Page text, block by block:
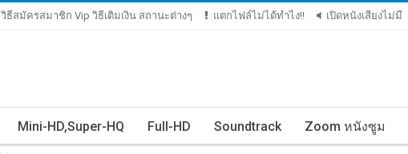
วิธีสมัครสมาชิก Vip วิธีเติมเงิน สถานะต่างๆ แตกไฟล์ไม่ได้ทำไง!! เปิดหนังเสียงไม่มี
Mini-HD,Super-HQ Full-HD Soundtrack Zoom หนังซูม